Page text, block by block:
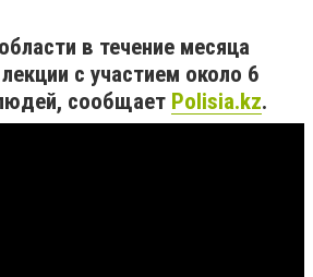
в течение месяца
с участием около 6
сообщает Polisia.kz.